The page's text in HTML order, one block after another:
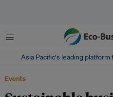
Menu
Asia Pacific‘s leading
Events